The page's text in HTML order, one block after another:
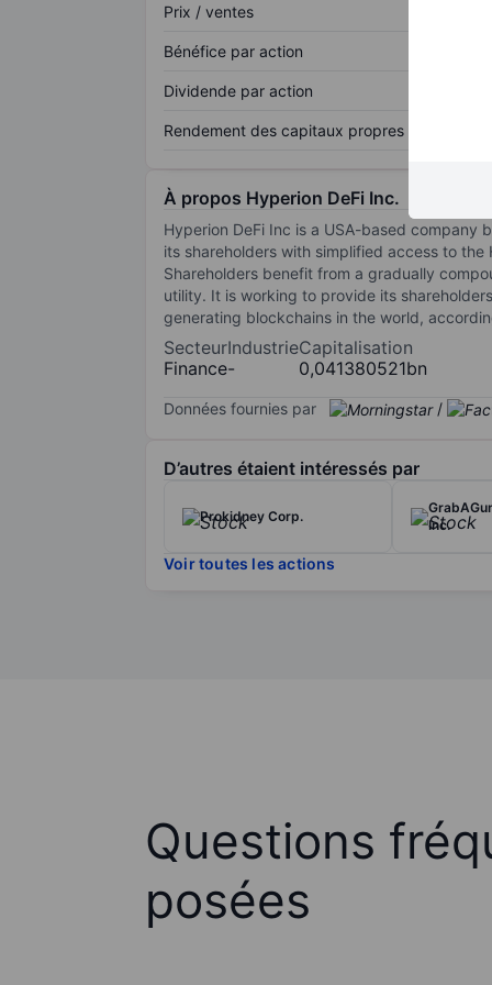
Prix / ventes
Bénéfice par action
Dividende par action
Rendement des capitaux propres
À propos Hyperion DeFi Inc.
Hyperion DeFi Inc is a USA-based
its shareholders with simplified access to
Shareholders benefit from a gradually
utility. It is working to provide its
generating blockchains in the world,
Secteur
Finance
Industrie
-
Capitalisation
0,041380521bn
Données fournies par /
D’autres étaient intéressés par
Prokidney Corp.
Inc.
Voir toutes les actions
Questions
posées